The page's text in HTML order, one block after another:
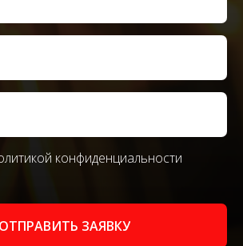
конфиденциальности
ОТПРАВИТЬ ЗАЯВКУ